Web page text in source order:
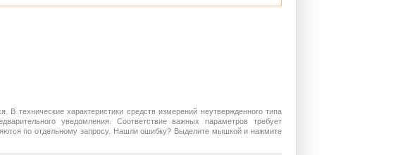
В технические характеристики средств измерений неутвержденного типа
уведомления. Соответствие важных параметров требует
по отдельному запросу. Нашли ошибку? Выделите мышкой и нажмите